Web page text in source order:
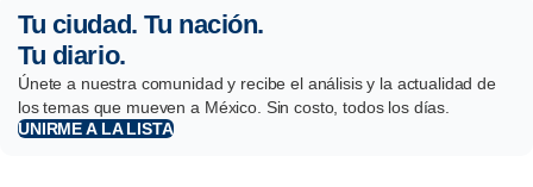
Tu ciudad. Tu nación.
Tu diario.
Únete a nuestra comunidad y recibe el análisis y la actualidad de
los temas que mueven a México. Sin costo, todos los días.
UNIRME A LA LISTA